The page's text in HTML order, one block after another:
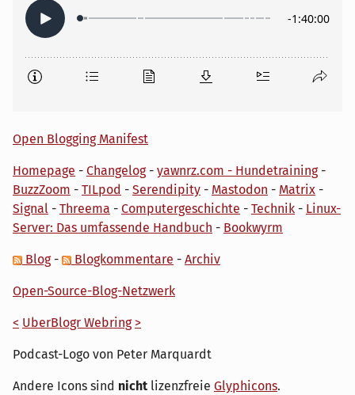
Open Blogging Manifest
Homepage - Changelog- yawnrz.com - Hundetraining-
BuzzZoom - TILpod - Serendipity - Mastodon - Matrix -
Signal - Threema - Computergeschichte - Technik - Linux-
Server: Das umfassende Handbuch - Bookwyrm
Blog- Blogkommentare - Archiv
Open-Source-Blog-Netzwerk
< UberBlogr Webring >
Podcast-Logo von Peter Marquardt
Andere Icons sind nicht lizenzfreie Glyphicons.